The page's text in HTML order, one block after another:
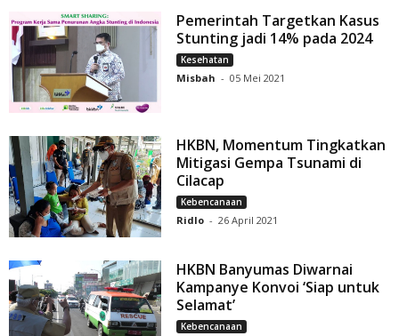
Pemerintah Targetkan Kasus
Stunting jadi 14% pada 2024
Kesehatan
Misbah - 05 Mei 2021
HKBN, Momentum Tingkatkan
Mitigasi Gempa Tsunami di
Cilacap
Kebencanaan
Ridlo - 26 April 2021
HKBN Banyumas Diwarnai
Kampanye Konvoi ‘Siap untuk
Selamat’
Kebencanaan